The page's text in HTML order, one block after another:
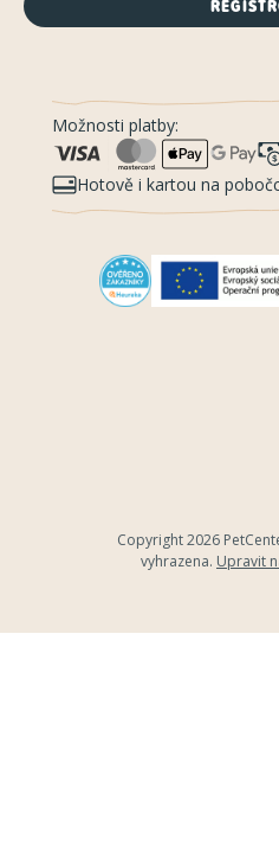
Možnosti platby:
Hotově i kartou na
Copyright 2026
vyhrazena. Upravit